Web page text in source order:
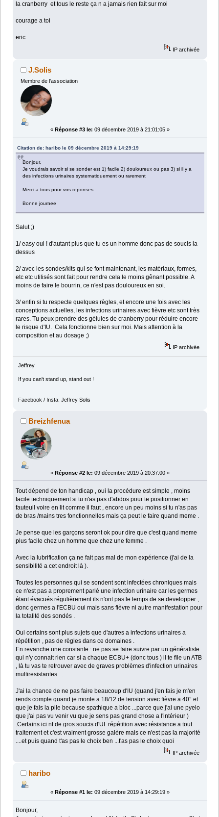
la cranberry et tous le reste ça n a jamais rien fait sur moi
courage a toi
eric
IP archivée
J.Solis
Membre de l'association
« Réponse #3 le: 09 décembre 2019 à 21:01:05 »
Citation de: haribo le 09 décembre 2019 à 14:29:19
Bonjour,
Je voudrais savoir si se sonder est 1) facile 2) douloureux ou pas 3) si il y a
des infections urinaires systematiquement ou rarement
Merci a tous pour vos reponses
Bonne journee
Salut ;)
1/ easy oui ! d'autant plus que tu es un homme donc pas de soucis la
dessus
2/ avec les sondes/kits qui se font maintenant, les matériaux, formes,
etc etc utilisés sont fait pour rendre cela le moins gênant possible. A
moins de faire le bourrin, ce n'est pas douloureux en soi.
3/ enfin si tu respecte quelques règles, et encore une fois avec les
conceptions actuelles, les infections urinaires avec fièvre etc sont très
rares. Tu peux prendre des gélules de cranberry pour réduire encore
le risque d'IU. Cela fonctionne bien sur moi. Mais attention à la
composition et au dosage ;)
IP archivée
Jeffrey
If you can't stand up, stand out !
Facebook / Insta: Jeffrey Solis
Breizhfenua
« Réponse #2 le: 09 décembre 2019 à 20:37:00 »
Tout dépend de ton handicap , oui la procédure est simple , moins
facile techniquement si tu n'as pas d'abdos pour te positionner en
fauteuil voire en lit comme il faut , encore un peu moins si tu n'as pas
de bras /mains tres fonctionnelles mais ça peut le faire quand meme .
Je pense que les garçons seront ok pour dire que c'est quand meme
plus facile chez un homme que chez une femme .
Avec la lubrification ça ne fait pas mal de mon expérience (j'ai de la
sensibilité a cet endroit là ).
Toutes les personnes qui se sondent sont infectées chroniques mais
ce n'est pas a proprement parlé une infection urinaire car les germes
étant évacués régulièrement ils n'ont pas le temps de se developper ,
donc germes a l'ECBU oui mais sans fièvre ni autre manifestation pour
la totalité des sondés .
Oui certains sont plus sujets que d'autres a infections urinaires a
répétition , pas de règles dans ce domaines .
En revanche une constante : ne pas se faire suivre par un généraliste
qui n'y connait rien car si a chaque ECBU+ (donc tous ) il te file un ATB
, là tu vas te retrouver avec de graves problèmes d'infection urinaires
multiresistantes ...
J'ai la chance de ne pas faire beaucoup d'IU (quand j'en fais je m'en
rends compte quand je monte a 18/12 de tension avec fièvre a 40° et
que je fais la pile because spathique a bloc ...parce que j'ai une pyelo
que j'ai pas vu venir vu que je sens pas grand chose a l'intérieur )
.Certains ici nt de gros soucis d'UI répétition avec résistance a tout
traitement et c'est vraiment grosse galère mais ce n'est pas la majorité
....et puis quand t'as pas le choix ben ...t'as pas le choix quoi
IP archivée
haribo
« Réponse #1 le: 09 décembre 2019 à 14:29:19 »
Bonjour,